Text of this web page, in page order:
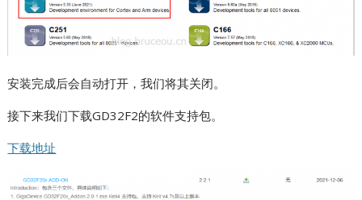
安装完成后会自动打开，我们将其关闭。
接下来我们下载GD32F2的软件支持包。
下载地址